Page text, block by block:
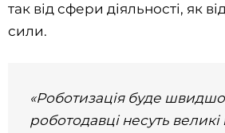
так від сфери діяльності, як
сили.
«Роботизація буде
роботодавці несуть